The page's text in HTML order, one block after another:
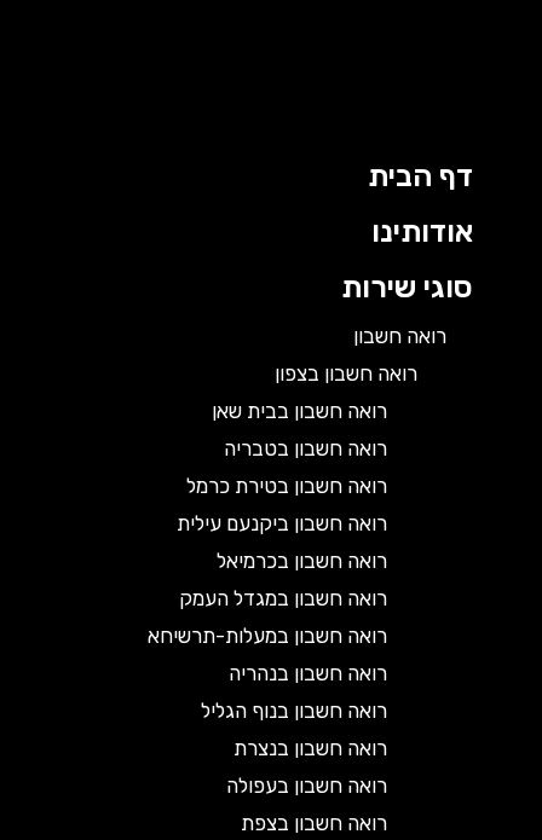
דף הבית
אודותינו
סוגי שירות
רואה חשבון
רואה חשבון בצפון
רואה חשבון בבית שאן
רואה חשבון בטבריה
רואה חשבון בטירת כרמל
רואה חשבון ביקנעם עילית
רואה חשבון בכרמיאל
רואה חשבון במגדל העמק
רואה חשבון במעלות-תרשיחא
רואה חשבון בנהריה
רואה חשבון בנוף הגליל
רואה חשבון בנצרת
רואה חשבון בעפולה
רואה חשבון בצפת